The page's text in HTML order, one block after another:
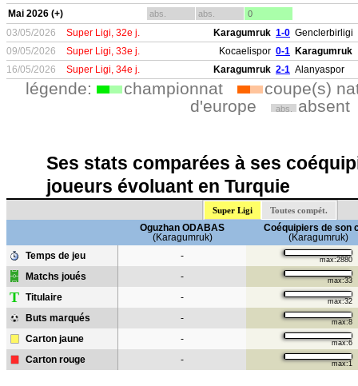
Mai 2026 (+) abs. abs. 0
03/05/2026 Super Ligi, 32e j. Karagumruk 1-0 Genclerbirligi
09/05/2026
Super Ligi, 33e j. Kocaelispor 0-1 Karagumruk
16/05/2026
Super Ligi, 34e j. Karagumruk 2-1 Alanyaspor
légende: championnat
coupe(s)
d'europe
abs. absent
Ses stats comparées à ses
joueurs évoluant en Turquie
Super Ligi Toutes compét.
Oguzhan ODABAS
(Karagumruk)
Coéquipiers de son
(Karagumruk)
Temps de jeu
- max:2880
Matchs joués - max:33
T Titulaire - max:32
Buts marqués - max:8
Carton jaune - max:6
Carton rouge - max:1